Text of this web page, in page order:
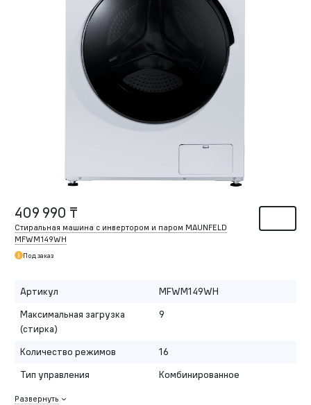
409 990 ₸
Стиральная машина с инвертором и паром MAUNFELD
MFWM149WH
Под заказ
Артикул
MFWM149WH
Максимальная загрузка
(стирка)
9
Количество режимов
16
Тип управления
Комбинированное
Развернуть